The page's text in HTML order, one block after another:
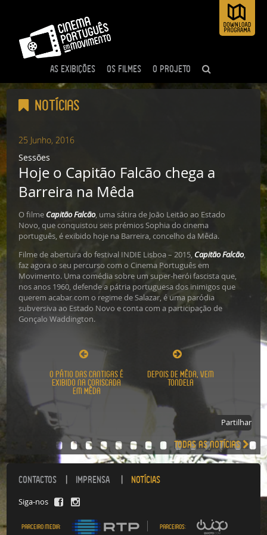
AS EXIBIÇÕES OS FILMES O PROJETO
Notícias
25 Junho, 2016
Sessões
Hoje o Capitão Falcão chega a
Barreira na Mêda
O filme Capitão Falcão, uma sátira de João Leitão ao Estado
Novo, que conquistou seis prémios Sophia do cinema
português, é exibido hoje na Barreira, concelho da Mêda.
Filme de abertura do festival INDIE Lisboa – 2015, Capitão Falcão,
faz agora o seu percurso com o Cinema Português em
Movimento. Uma comédia sobre um super-herói fascista que,
nos anos 1960, defende a pátria portuguesa dos inimigos que
querem acabar com o regime de Salazar, é uma paródia
subversiva ao Estado Novo e conta com a participação de
Gonçalo Waddington.
O Pátio das Cantigas é
exibido na Coriscada
em Mêda
Depois de Mêda, vem
Tondela
Partilhar
Todas as notícias
CONTACTOS IMPRENSA NOTÍCIAS
Siga-nos
Parceiro media: Parceiros: